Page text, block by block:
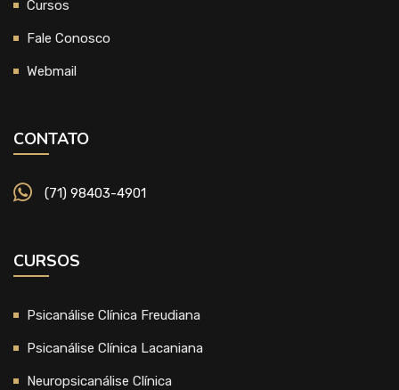
Cursos
Fale Conosco
Webmail
CONTATO
(71) 98403-4901
CURSOS
Psicanálise Clínica Freudiana
Psicanálise Clínica Lacaniana
Neuropsicanálise Clínica